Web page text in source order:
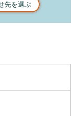
先を選ぶ